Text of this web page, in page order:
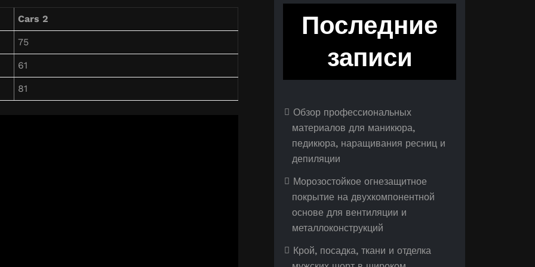
Cars 2
75
61
81
Последние
записи
Обзор профессиональных
материалов для маникюра,
педикюра, наращивания ресниц и
депиляции
Морозостойкое огнезащитное
покрытие на двухкомпонентной
основе для вентиляции и
металлоконструкций
Крой, посадка, ткани и отделка